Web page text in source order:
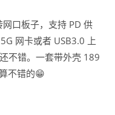
口板子，支持 PD 供
网卡或者 USB3.0 上
不错。一套带外壳 189
不错的😁